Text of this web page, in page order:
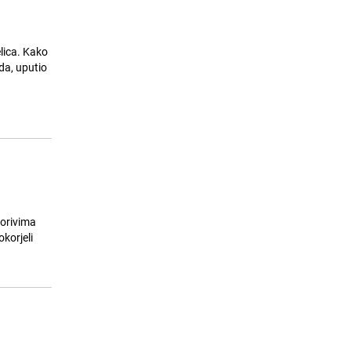
Kako
uputio